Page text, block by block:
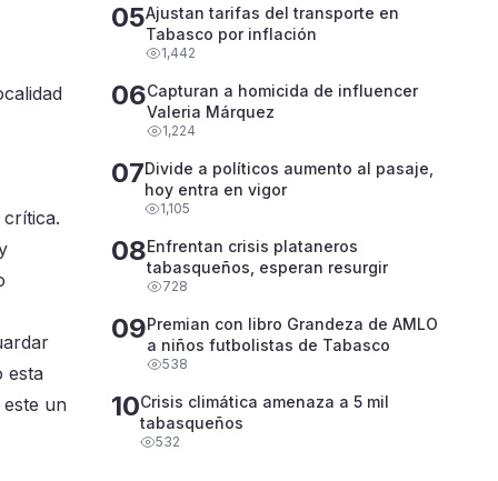
esta
un
05Ajustan tarifas del transporte en
Tabasco por inflación
1,442
06Capturan a homicida de influencer
Valeria Márquez
1,224
07Divide a políticos aumento al pasaje,
hoy entra en vigor
1,105
08Enfrentan crisis plataneros
tabasqueños, esperan resurgir
728
09Premian con libro Grandeza de AMLO
a niños futbolistas de Tabasco
538
10Crisis climática amenaza a 5 mil
tabasqueños
532